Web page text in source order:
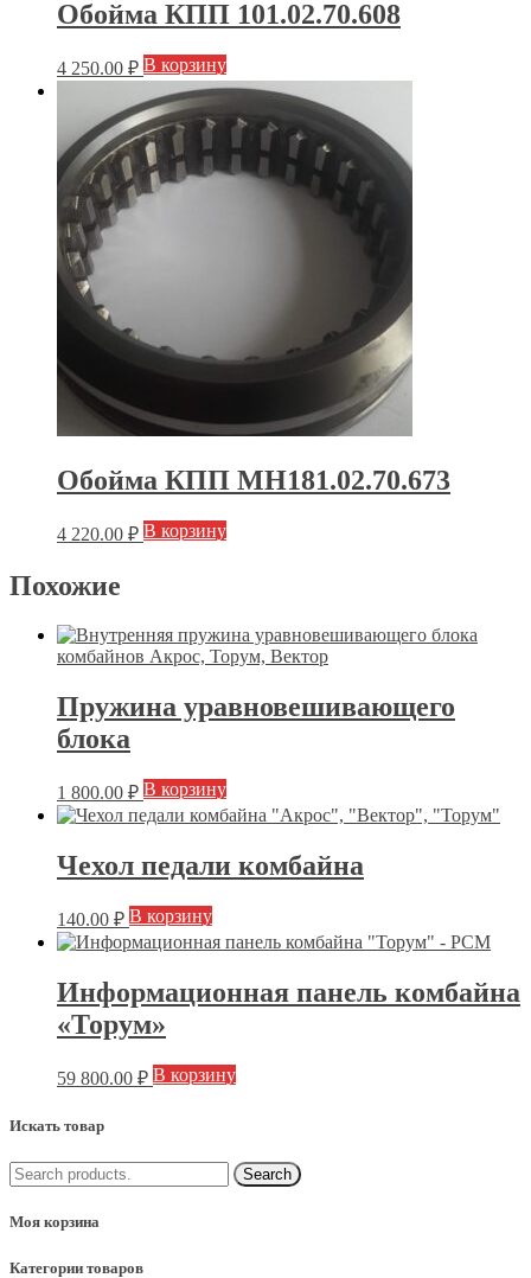
Обойма КПП 101.02.70.608
4 250.00 ₽ В корзину
Обойма КПП МН181.02.70.673
4 220.00 ₽ В корзину
Похожие
Пружина уравновешивающего
блока
1 800.00 ₽ В корзину
Чехол педали комбайна
140.00 ₽ В корзину
Информационная панель комбайна
«Торум»
59 800.00 ₽ В корзину
Искать товар
Моя корзина
Категории товаров